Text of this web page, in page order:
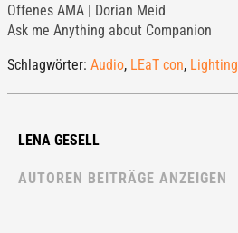
Offenes AMA | Dorian Meid
Ask me Anything about Companion
Schlagwörter: Audio, LEaT con, Lighting
LENA GESELL
AUTOREN BEITRÄGE ANZEIGEN